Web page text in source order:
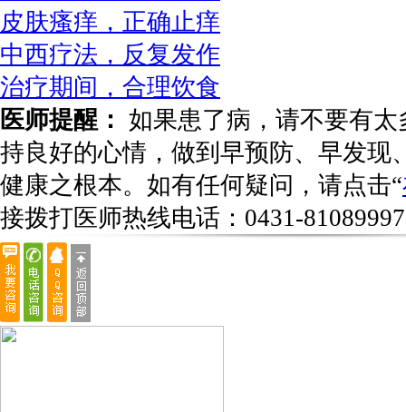
皮肤瘙痒，正确止痒
中西疗法，反复发作
治疗期间，合理饮食
医师提醒： 如果患了病，请不要有
持良好的心情，做到早预防、早发现
健康之根本。如有任何疑问，请点击“
接拨打医师热线电话： 0431-81089997